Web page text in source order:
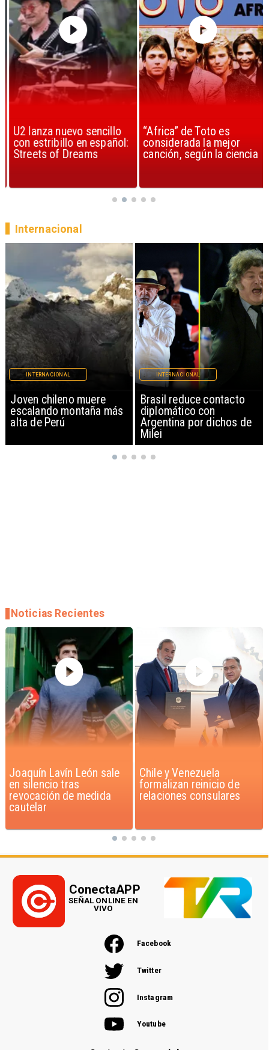
U2 lanza nuevo sencillo
con estribillo en español:
Streets of Dreams
“Africa” de Toto es
considerada la mejor
canción, según la ciencia
Brasil reduce contacto
diplomático con
Argentina por dichos de
INTERNACIONAL
China restringe
exportación de drones a
EEUU y sanciona
empresas
INTERNACIONAL
Internacional
Chile y Venezuela
formalizan reinicio de
relaciones consulares
Feriantes rechazan
dichos de Camila Flores
sobre Fabiola Campillai
Noticias Recientes
Facebook
Twitter
Instagram
Youtube
ConectaAPP
SEÑAL ONLINE EN
VIVO